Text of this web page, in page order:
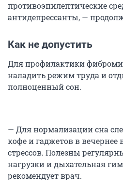
противоэпилептические
антидепрессанты, —
Как не допустить
Для профилактики
наладить режим труда и
полноценный сон.
— Для нормализации сна
кофе и гаджетов в вечернее
стрессов. Полезны
нагрузки и дыхательная
рекомендует врач.